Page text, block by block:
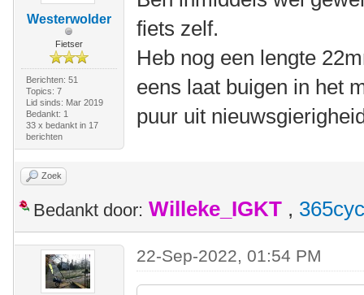
Westerwolder
Fietser
Berichten: 51
Topics: 7
Lid sinds: Mar 2019
Bedankt: 1
33 x bedankt in 17
berichten
fiets zelf.
Heb nog een lengte
eens laat buigen in het
puur uit
Zoek
Bedankt door: Willeke_IGKT ,
22-Sep-2022, 01:54 PM